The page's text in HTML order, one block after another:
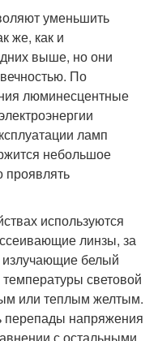
уменьшить
же, как и
выше, но они
По
люминесцентные
ламп
небольшое
проявлять
используются
линзы, за
белый
световой
или теплым желтым.
перепады напряжения